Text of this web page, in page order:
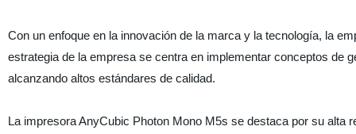
Con un enfoque en la innovación de la marca y la tecnología, la
estrategia de la empresa se centra en implementar conceptos de
alcanzando altos estándares de calidad.
La impresora AnyCubic Photon Mono M5s se destaca por su alta